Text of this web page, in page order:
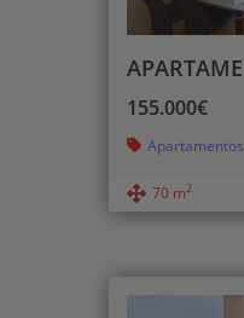
155.000€
Apartamentos
70 m2